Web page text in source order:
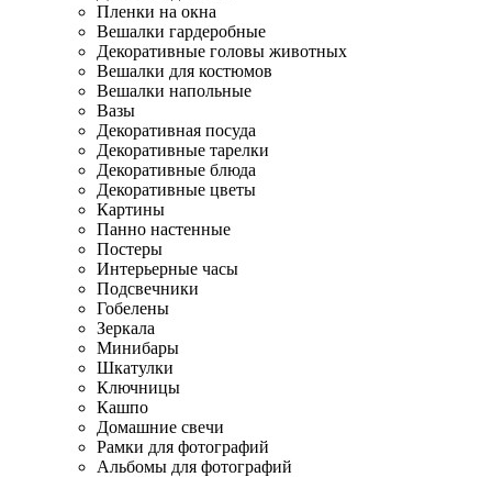
Пленки на окна
Вешалки гардеробные
Декоративные головы животных
Вешалки для костюмов
Вешалки напольные
Вазы
Декоративная посуда
Декоративные тарелки
Декоративные блюда
Декоративные цветы
Картины
Панно настенные
Постеры
Интерьерные часы
Подсвечники
Гобелены
Зеркала
Минибары
Шкатулки
Ключницы
Кашпо
Домашние свечи
Рамки для фотографий
Альбомы для фотографий